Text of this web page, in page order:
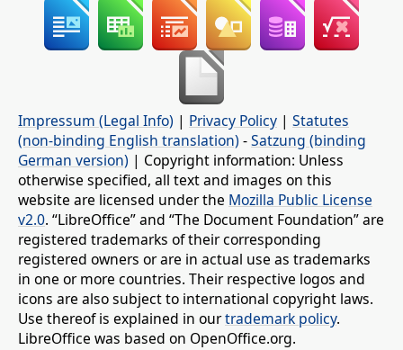
Impressum (Legal Info) | Privacy Policy | Statutes
(non-binding English translation) -Satzung (binding
German version) | Copyright information: Unless
otherwise specified, all text and images on this
website are licensed under the Mozilla Public License
v2.0. “LibreOffice” and “The Document Foundation” are
registered trademarks of their corresponding
registered owners or are in actual use as trademarks
in one or more countries. Their respective logos and
icons are also subject to international copyright laws.
Use thereof is explained in ourtrademark policy.
LibreOffice was based on OpenOffice.org.